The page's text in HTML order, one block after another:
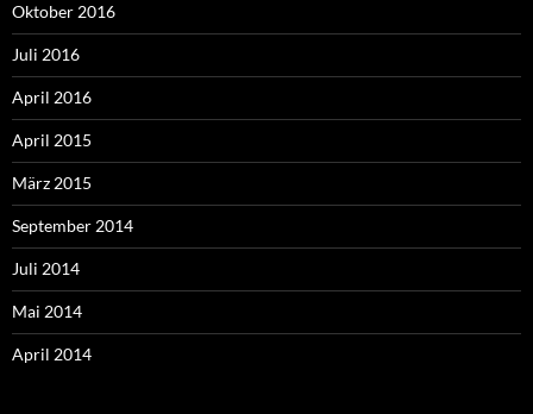
Oktober 2016
Juli 2016
April 2016
April 2015
März 2015
September 2014
Juli 2014
Mai 2014
April 2014